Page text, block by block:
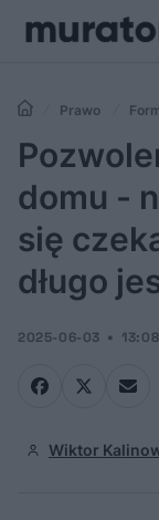
Prawo
domu - nowe
domu -
się
długo
2025-06-03 13:08
Wiktor